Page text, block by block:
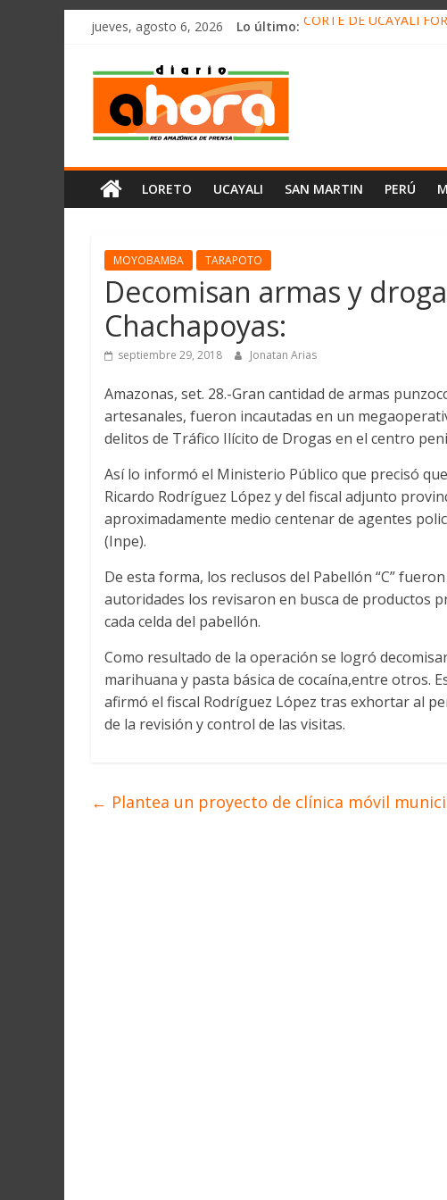
олимп казино
Saltarjueves, agosto 6, 2026 Lo último: CORTE DE UCAYALI
Diario
Ahora
Cadena
Amazónica
de
Noticias
del
Perú,
Mundo
Ucayali,
San
Martín
Loreto
LORETO UCAYALI SAN MARTIN PERÚ
MOYOBAMBA TARAPOTO
Decomisan armas y
Chachapoyas:
septiembre 29, 2018 Jonatan Arias
Amazonas, set. 28.-Gran cantidad de armas
artesanales, fueron incautadas en un
delitos de Tráfico Ilícito de Drogas en el centro
Así lo informó el Ministerio Público que precisó
Ricardo Rodríguez López y del fiscal adjunto
aproximadamente medio centenar de agentes
(Inpe).
De esta forma, los reclusos del Pabellón “C”
autoridades los revisaron en busca de productos
cada celda del pabellón.
Como resultado de la operación se logró
marihuana y pasta básica de cocaína,entre otros.
afirmó el fiscal Rodríguez López tras exhortar al
de la revisión y control de las visitas.
← Plantea un proyecto de clínica móvil